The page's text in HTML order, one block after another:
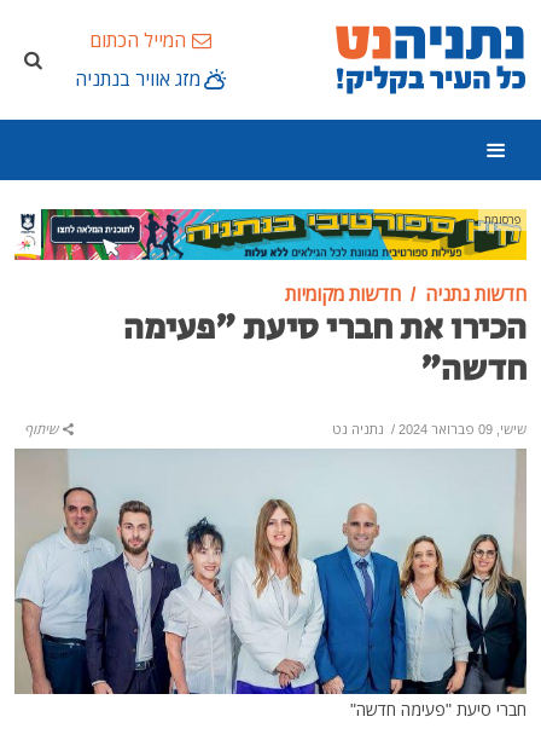
המייל הכתום
מזג אוויר בנתניה
פרסומת
חדשות נתניה חדשות מקומיות
הכירו את חברי סיעת "פעימה
חדשה"
שישי, 09 פברואר 2024 / נתניה נט שיתוף
חברי סיעת "פעימה חדשה"